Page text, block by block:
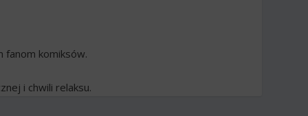
fanom komiksów.
i chwili relaksu.